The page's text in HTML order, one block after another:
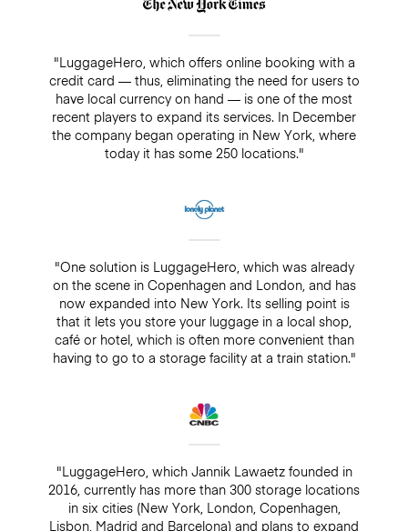
"LuggageHero, which offers online booking with a
credit card — thus, eliminating the need for users to
have local currency on hand — is one of the most
recent players to expand its services. In December
the company began operating in New York, where
today it has some 250 locations."
"One solution is LuggageHero, which was already
on the scene in Copenhagen and London, and has
now expanded into New York. Its selling point is
that it lets you store your luggage in a local shop,
café or hotel, which is often more convenient than
having to go to a storage facility at a train station."
"LuggageHero, which Jannik Lawaetz founded in
2016, currently has more than 300 storage locations
in six cities (New York, London, Copenhagen,
Lisbon, Madrid and Barcelona) and plans to expand